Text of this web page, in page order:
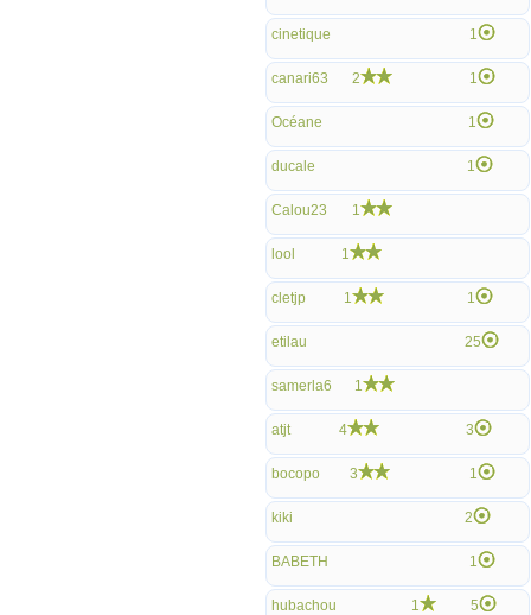
cinetique 1
canari63 2 1
Océane 1
ducale 1
Calou23 1
lool 1
cletjp 1 1
etilau 25
samerla6 1
atjt 4 3
bocopo 3 1
kiki 2
BABETH 1
hubachou 1 5